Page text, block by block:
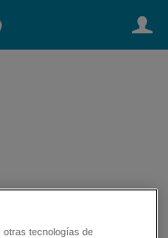
otras tecnologías de